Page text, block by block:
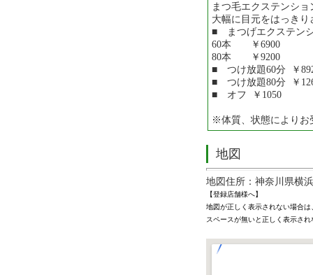
まつ毛エクステンシ
大幅に目元をはっき
■ まつげエクステン
60本 ￥6900
80本 ￥9200
■ つけ放題60分 ￥
■ つけ放題80分 ￥
■ オフ ￥1050
※体質、状態により
地図
地図住所：神奈川県横
【登録店舗様へ】
地図が正しく表示されない場合
スペースが無いと正しく表示さ